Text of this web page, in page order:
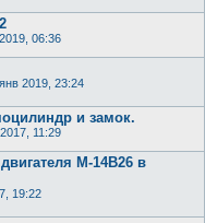
06:36
2019, 23:24
и замок.
11:29
М-14В26 в
19:22